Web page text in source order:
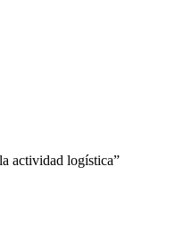
actividad logística”